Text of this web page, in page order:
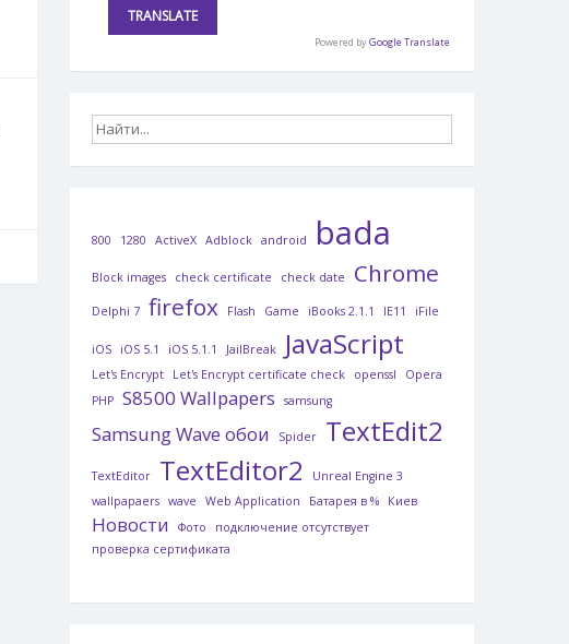
Powered byGoogle Translate.
800 1280 ActiveX Adblock android bada
Block images check certificate check date Chrome
Delphi 7 firefox Flash Game iBooks 2.1.1 IE11 iFile
iOS iOS 5.1 iOS 5.1.1 JailBreak JavaScript
Let's Encrypt Let's Encrypt certificate check openssl
Opera
PHP S8500 Wallpapers samsung
Samsung Wave обои Spider TextEdit2
TextEditor TextEditor2
Unreal Engine 3
wallpapaers wave Web Application Батарея в % Киев
Новости Фото
подключение отсутствует
проверка сертификата